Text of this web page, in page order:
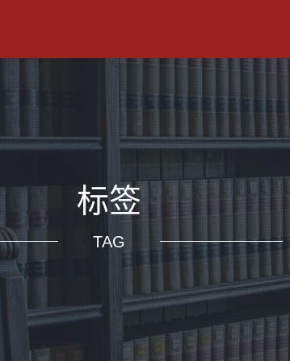
标签
TAG